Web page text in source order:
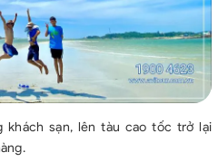
khách sạn, lên tàu cao tốc trở lại